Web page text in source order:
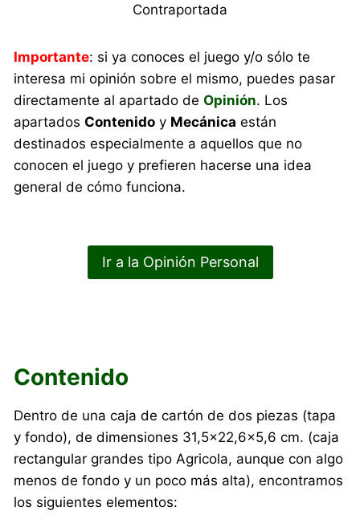
Contraportada
Importante: si ya conoces el juego y/o sólo te
interesa mi opinión sobre el mismo, puedes pasar
directamente al apartado deOpinión. Los
apartadosContenido y Mecánica están
destinados especialmente a aquellos que no
conocen el juego y prefieren hacerse una idea
general de cómo funciona.
Ir a la Opinión Personal
Contenido
Dentro de una caja de cartón de dos piezas (tapa
y fondo), de dimensiones 31,5×22,6×5,6 cm. (caja
rectangular grandes tipo Agricola, aunque con algo
menos de fondo y un poco más alta), encontramos
los siguientes elementos: